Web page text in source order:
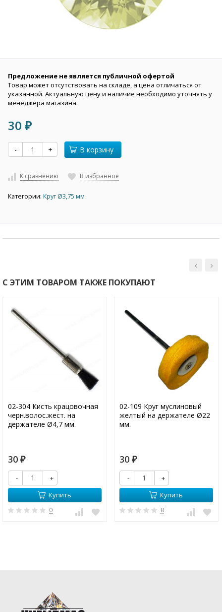
Предложение не является публичной офертой
Товар может отсутствовать на складе, а цена отличаться от
указанной. Актуальную цену и наличие необходимо уточнять у
менеджера магазина.
30 ₽
- + В корзину
К сравнению В избранное
Категории: Круг Ø3,75 мм
С ЭТИМ ТОВАРОМ ТАКЖЕ ПОКУПАЮТ
02-304 Кисть крацовочная
черн.волос.жест. на
держателе Ø4,7 мм.
30 ₽
-
+
Купить
0
02-109 Круг муслиновый
желтый на держателе Ø22
мм.
30 ₽
-
+
Купить
0